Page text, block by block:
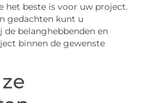
het beste is voor uw project.
gedachten kunt u
belanghebbenden en
binnen de gewenste